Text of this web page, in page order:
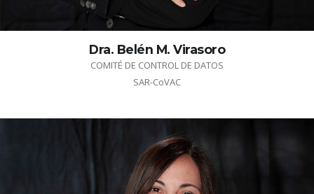
Dra. Belén M. Virasoro
COMITÉ DE CONTROL DE DATOS
SAR-CoVAC